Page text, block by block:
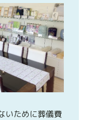
いために葬儀費